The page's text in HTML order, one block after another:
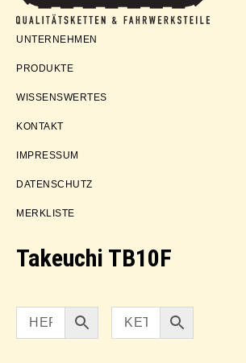
Störmer
UNTERNEHMEN
PRODUKTE
WISSENSWERTES
KONTAKT
IMPRESSUM
DATENSCHUTZ
MERKLISTE
Takeuchi TB10F